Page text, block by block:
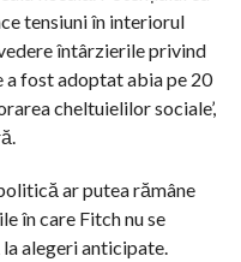
tensiuni în interiorul
întârzierile privind
a fost adoptat abia pe 20
cheltuielilor sociale’,
ar putea rămâne
în care Fitch nu se
alegeri anticipate.